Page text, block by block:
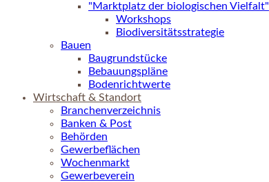
"Marktplatz der biologischen Vielfalt"
Workshops
Biodiversitätsstrategie
Bauen
Baugrundstücke
Bebauungspläne
Bodenrichtwerte
Wirtschaft & Standort
Branchenverzeichnis
Banken & Post
Behörden
Gewerbeflächen
Wochenmarkt
Gewerbeverein